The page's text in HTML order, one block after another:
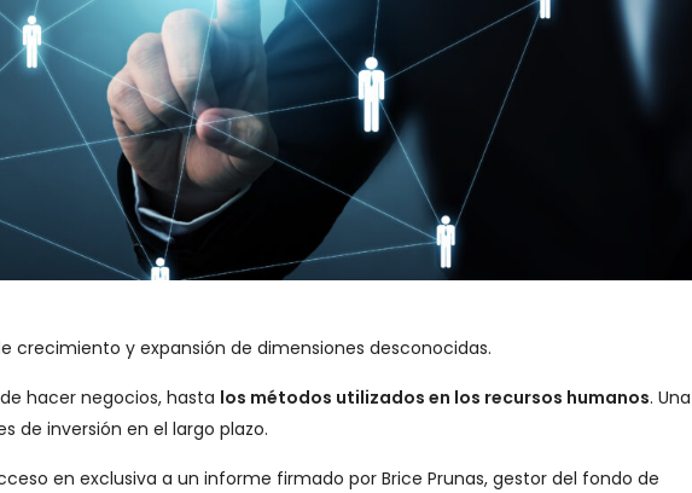
crecimiento y expansión de dimensiones desconocidas.
hacer negocios, hasta los métodos utilizados en los recursos humanos. Una
de inversión en el largo plazo.
en exclusiva a un informe firmado por Brice Prunas, gestor del fondo de